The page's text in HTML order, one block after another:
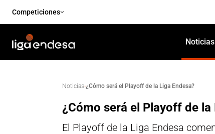
Competiciones
Noticias
Noticias·¿Cómo será el Playoff de la Liga Endesa?
¿Cómo será el Playoff de la
El Playoff de la Liga Endesa